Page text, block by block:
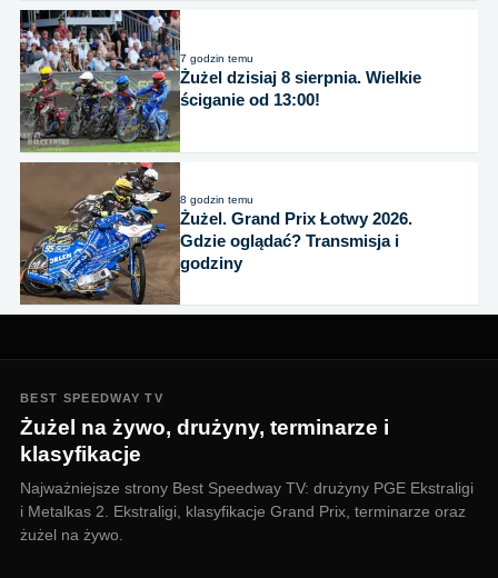
7 godzin temu
Żużel dzisiaj 8 sierpnia. Wielkie
ściganie od 13:00!
8 godzin temu
Żużel. Grand Prix Łotwy 2026.
Gdzie oglądać? Transmisja i
godziny
BEST SPEEDWAY TV
Żużel na żywo, drużyny, terminarze i
klasyfikacje
Najważniejsze strony Best Speedway TV: drużyny PGE Ekstraligi
i Metalkas 2. Ekstraligi, klasyfikacje Grand Prix, terminarze oraz
żużel na żywo.